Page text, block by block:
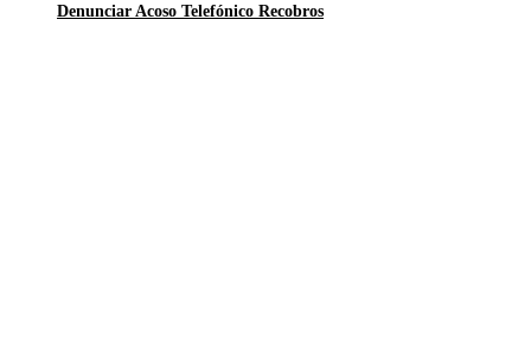
Denunciar Acoso Telefónico Recobros